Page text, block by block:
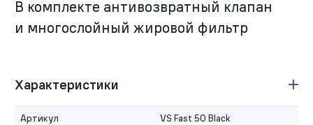
В комплекте антивозвратный клапан
и многослойный жировой фильтр
Характеристики
Артикул
VS Fast 50 Black